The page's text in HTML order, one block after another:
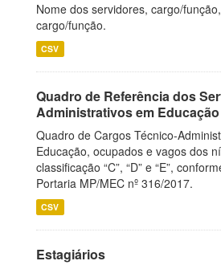
Nome dos servidores, cargo/
cargo/função.
CSV
Quadro de Referência dos
Administrativos em Educação
Quadro de Cargos Técnico-
Educação, ocupados e vagos dos
classificação “C”, “D” e “E”,
Portaria MP/MEC nº 316/2017.
CSV
Estagiários